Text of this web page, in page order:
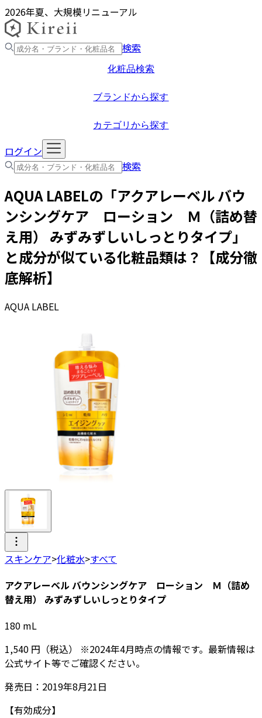
2026年夏、大規模リニューアル
検索
化粧品検索
ブランドから探す
カテゴリから探す
ログイン
検索
AQUA LABELの「アクアレーベル バウ
ンシングケア ローション Ｍ（詰め替
え用） みずみずしいしっとりタイプ」
と成分が似ている化粧品類は？【成分徹
底解析】
AQUA LABEL
スキンケア>化粧水>すべて
アクアレーベル バウンシングケア ローション Ｍ（詰め
替え用） みずみずしいしっとりタイプ
180 mL
1,540 円 （税込） ※2024年4月時点の情報です。最新情報は
公式サイト等でご確認ください。
発売日： 2019年8月21日
【有効成分】